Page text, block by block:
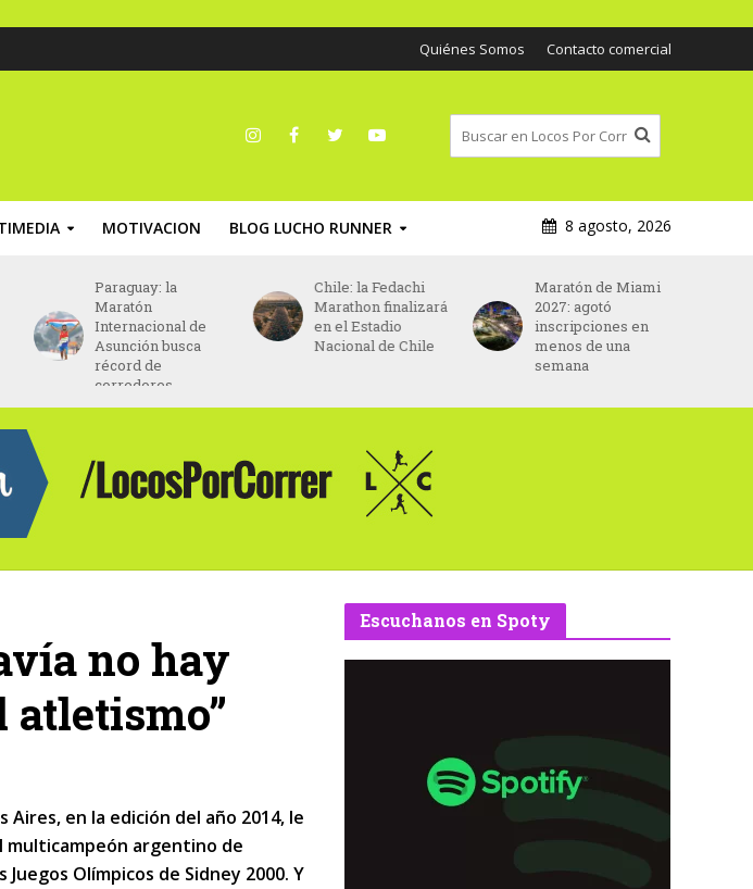
Quiénes Somos Contacto comercial
MOTIVACION BLOG LUCHO RUNNER 8 agosto, 2026
Chile: la Fedachi
Marathon finalizará
en el Estadio
Nacional de Chile
Maratón de Miami
2027: agotó
inscripciones en
menos de una
Asics será el nuevo
patrocinador
principal del
Maratón de París
desde 2027
no hay
Aires, en la edición del año 2014, le
multicampeón argentino de
Olímpicos de Sidney 2000. Y
Escuchanos en Spoty